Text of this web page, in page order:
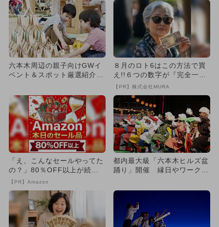
六本木周辺の親子向けGWイ
ベント＆スポット厳選紹介
８月のロト6はこの方法で買
え!!６つの数字が『完全一
致』する方法
【PR】株式会社MURA
「え、こんなセールやってた
の？」80％OFF以上が続々
登場！Amazonの本気が...
【PR】Amazon
都内最大級「六本木ヒルズ盆
踊り」開催 縁日やワークシ